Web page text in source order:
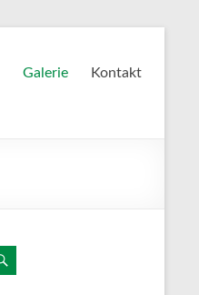
Galerie Kontakt